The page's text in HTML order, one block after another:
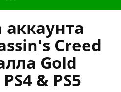
Creed
Gold
& PS5